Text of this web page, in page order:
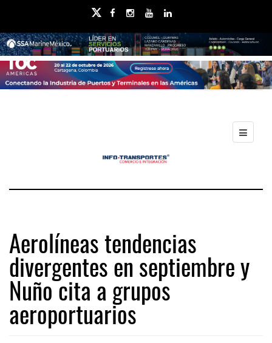
Aerolíneas tendencias
divergentes en septiembre y
Nuño cita a grupos
aeroportuarios